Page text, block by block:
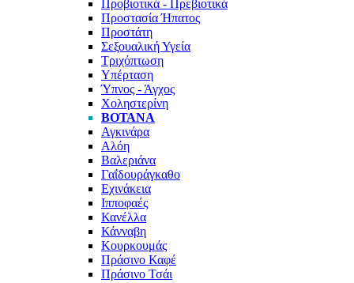
Προβιοτικά - Πρεβιοτικά
Προστασία Ήπατος
Προστάτη
Σεξουαλική Υγεία
Τριχόπτωση
Υπέρταση
Ύπνος - Άγχος
Χοληστερίνη
ΒΌΤΑΝΑ
Αγκινάρα
Αλόη
Βαλεριάνα
Γαΐδουράγκαθο
Εχινάκεια
Ιπποφαές
Κανέλλα
Κάνναβη
Κουρκουμάς
Πράσινο Καφέ
Πράσινο Τσάι